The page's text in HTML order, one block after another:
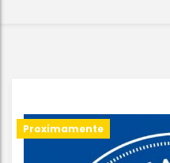
Proximamente